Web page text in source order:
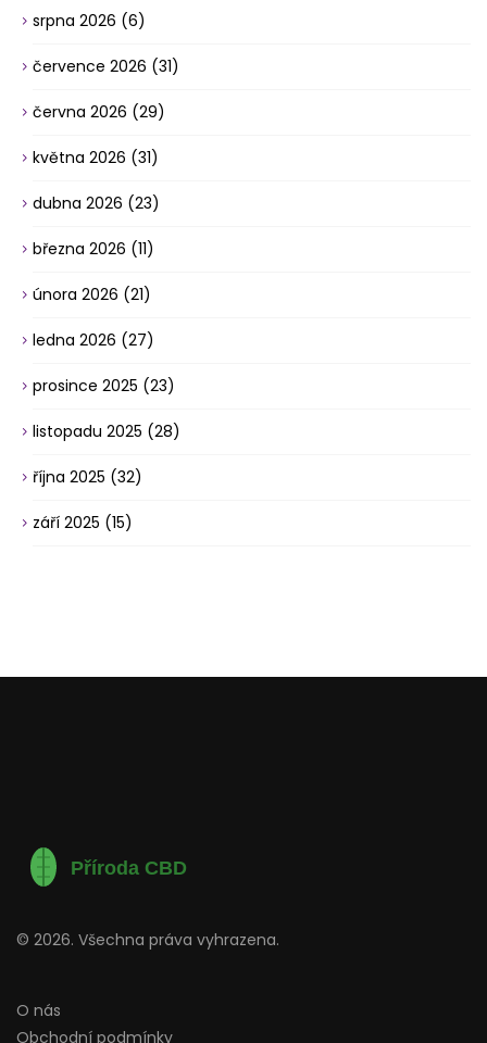
srpna 2026 (6)
července 2026 (31)
června 2026 (29)
května 2026 (31)
dubna 2026 (23)
března 2026 (11)
února 2026 (21)
ledna 2026 (27)
prosince 2025 (23)
listopadu 2025 (28)
října 2025 (32)
září 2025 (15)
© 2026. Všechna práva vyhrazena.
O nás
Obchodní podmínky